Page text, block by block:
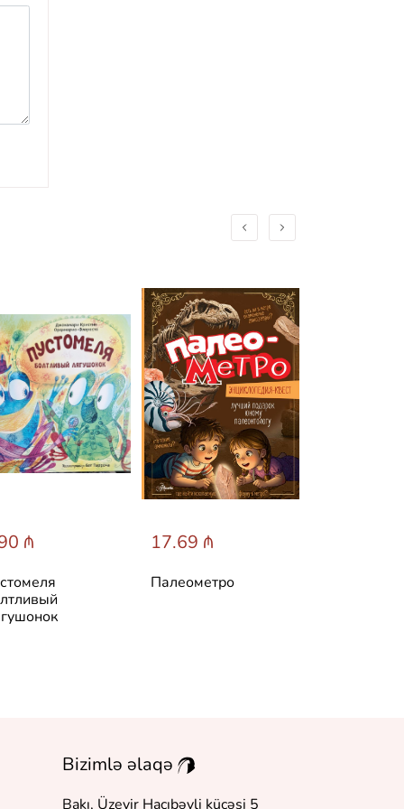
₼ 17.69 ₼
Палеометро
Bizimlə əlaqə
Bakı, Üzeyir Hacıbəyli küçəsi 5